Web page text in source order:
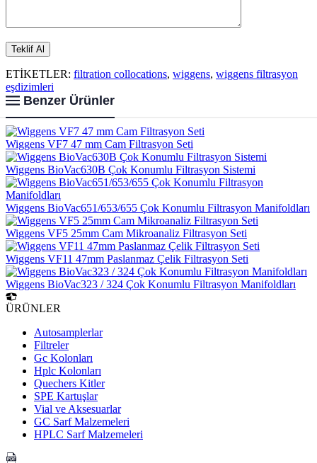
ETİKETLER: filtration collocations, wiggens, wiggens filtrasyon
eşdizimleri
Benzer Ürünler
Wiggens VF7 47 mm Cam Filtrasyon Seti
Wiggens BioVac630B Çok Konumlu Filtrasyon Sistemi
Wiggens BioVac651/653/655 Çok Konumlu Filtrasyon Manifoldları
Wiggens VF5 25mm Cam Mikroanaliz Filtrasyon Seti
Wiggens VF11 47mm Paslanmaz Çelik Filtrasyon Seti
Wiggens BioVac323 / 324 Çok Konumlu Filtrasyon Manifoldları
ÜRÜNLER
Autosamplerlar
Filtreler
Gc Kolonları
Hplc Kolonları
Quechers Kitler
SPE Kartuşlar
Vial ve Aksesuarlar
GC Sarf Malzemeleri
HPLC Sarf Malzemeleri